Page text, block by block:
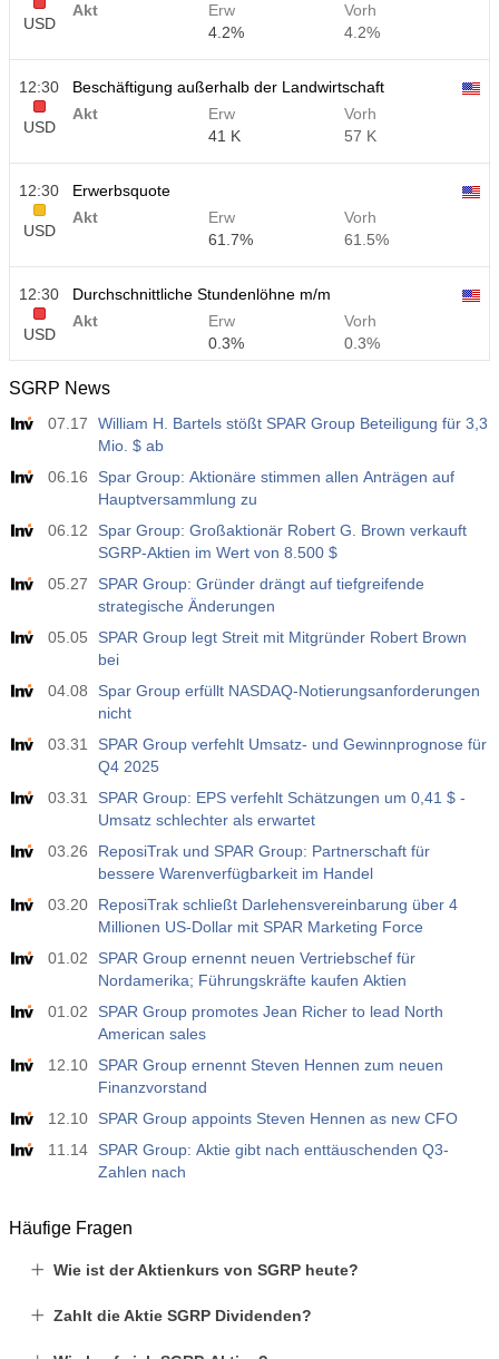
USD
Akt
Erw
4.2%
Vorh
4.2%
12:30
USD
Beschäftigung außerhalb der Landwirtschaft
Akt
Erw
41 K
Vorh
57 K
12:30
USD
Erwerbsquote
Akt
Erw
61.7%
Vorh
61.5%
12:30
USD
Durchschnittliche Stundenlöhne m/m
Akt
Erw
0.3%
Vorh
0.3%
12:30
Durchschnittlicher Wochenverdienst y/y
Akt
Erw
Vorh
USD
Beschäftigung außerhalb der Landwirtschaft
Akt
Erw
40 K
Vorh
USD
U6 Arbeitslosenrate
Akt
Erw
Vorh
USD
Baker Hughes Ölplattformzählung
Akt
Erw
Vorh
USD
Baker Hughes US, Gesamtzahl der Ölförderanlagen
588
19:00
USD
Fed, Verbraucherkredite
$​11.44 B
$​-0.18 B
19:30
USD
CFTC Gold, nichtkommerzielle Nettopositionen
182.1 K
19:30
CFTC Rohöl, nichtkommerzielle Nettopositionen
Akt
Erw
Vorh
19:30
USD
CFTC Gold, nichtkommerzielle Nettopositionen
-17.2 K
SGRP News
07.17
William H. Bartels stößt SPAR Group Beteiligung für 3,3
Mio. $ ab
06.16
Spar Group: Aktionäre stimmen allen Anträgen auf
Hauptversammlung zu
06.12
Spar Group: Großaktionär Robert G. Brown verkauft
SGRP-Aktien im Wert von 8.500 $
05.27
SPAR Group: Gründer drängt auf tiefgreifende
strategische Änderungen
05.05
SPAR Group legt Streit mit Mitgründer Robert Brown
bei
04.08
Spar Group erfüllt NASDAQ-Notierungsanforderungen
nicht
03.31
SPAR Group verfehlt Umsatz- und Gewinnprognose für
Q4 2025
03.31
SPAR Group: EPS verfehlt Schätzungen um 0,41 $ -
Umsatz schlechter als erwartet
03.26
ReposiTrak und SPAR Group: Partnerschaft für
bessere Warenverfügbarkeit im Handel
03.20
ReposiTrak schließt Darlehensvereinbarung über 4
Millionen US-Dollar mit SPAR Marketing Force
01.02
SPAR Group ernennt neuen Vertriebschef für
Nordamerika; Führungskräfte kaufen Aktien
01.02
SPAR Group promotes Jean Richer to lead North
American sales
12.10
SPAR Group ernennt Steven Hennen zum neuen
Finanzvorstand
12.10
SPAR Group appoints Steven Hennen as new CFO
11.14
SPAR Group: Aktie gibt nach enttäuschenden Q3-
Zahlen nach
Häufige Fragen
Wie ist der Aktienkurs von SGRP heute?
Zahlt die Aktie SGRP Dividenden?